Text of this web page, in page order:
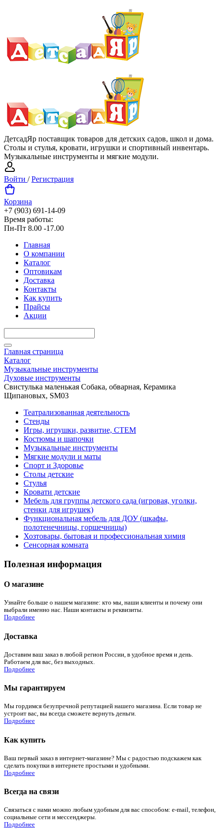
ДетсадЯр поставщик товаров для детских садов, школ и дома.
Столы и стулья, кровати, игрушки и спортивный инвентарь.
Музыкальные инструменты и мягкие модули.
Войти /Регистрация
Корзина
+7 (903) 691-14-09
Время работы:
Пн-Пт 8.00 -17.00
Главная
О компании
Каталог
Оптовикам
Доставка
Контакты
Как купить
Прайсы
Акции
Главная страница
Каталог
Музыкальные инструменты
Духовые инструменты
Свистулька маленькая Собака, обварная, Керамика
Щипановых, SM03
Театрализованная деятельность
Стенды
Игры, игрушки, развитие, СТЕМ
Костюмы и шапочки
Музыкальные инструменты
Мягкие модули и маты
Спорт и Здоровье
Столы детские
Стулья
Кровати детские
Мебель для группы детского сада (игровая, уголки,
стенки для игрушек)
Функциональная мебель для ДОУ (шкафы,
полотенечницы, горшечницы)
Хозтовары, бытовая и профессиональная химия
Сенсорная комната
Полезная информация
О магазине
Узнайте больше о нашем магазине: кто мы, наши клиенты и почему они
выбрали именно нас. Наши контакты и реквизиты.
Подробнее
Доставка
Доставим ваш заказ в любой регион России, в удобное время и день.
Работаем для вас, без выходных.
Подробнее
Мы гарантируем
Мы гордимся безупречной репутацией нашего магазина. Если товар не
устроит вас, вы всегда сможете вернуть деньги.
Подробнее
Как купить
Ваш первый заказ в интернет-магазине? Мы с радостью подскажем как
сделать покупки в интернете простыми и удобными.
Подробнее
Всегда на связи
Связаться с нами можно любым удобным для вас способом: e-mail, телефон,
социальные сети и мессенджеры.
Подробнее